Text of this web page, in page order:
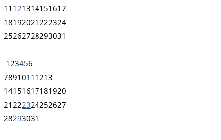
11 121314151617
18192021 222324
25262728293031
1 23456
7891011 1213
14151617181920
21 222324252627
28293031